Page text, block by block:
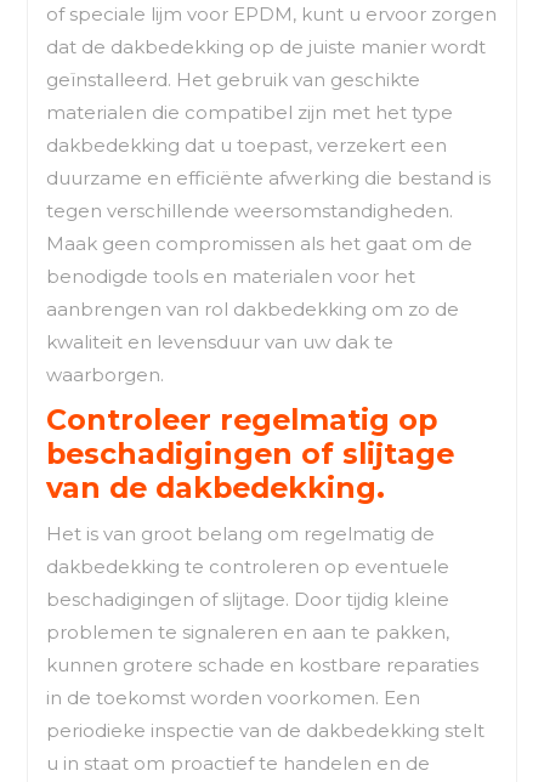
of speciale lijm voor EPDM, kunt u ervoor zorgen
dat de dakbedekking op de juiste manier wordt
geïnstalleerd. Het gebruik van geschikte
materialen die compatibel zijn met het type
dakbedekking dat u toepast, verzekert een
duurzame en efficiënte afwerking die bestand is
tegen verschillende weersomstandigheden.
Maak geen compromissen als het gaat om de
benodigde tools en materialen voor het
aanbrengen van rol dakbedekking om zo de
kwaliteit en levensduur van uw dak te
waarborgen.
Controleer regelmatig op
beschadigingen of slijtage
van de dakbedekking.
Het is van groot belang om regelmatig de
dakbedekking te controleren op eventuele
beschadigingen of slijtage. Door tijdig kleine
problemen te signaleren en aan te pakken,
kunnen grotere schade en kostbare reparaties
in de toekomst worden voorkomen. Een
periodieke inspectie van de dakbedekking stelt
u in staat om proactief te handelen en de